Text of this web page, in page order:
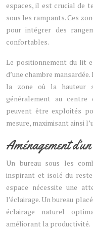
espaces, il est crucial de
sous les rampants. Ces
pour intégrer des
confortables.
Le positionnement du lit
d’une chambre
la zone où la hauteur
généralement au
peuvent être exploités
mesure, maximisant ainsi
Aménagement
Un bureau sous les
inspirant et isolé du reste
espace nécessite une
l’éclairage. Un bureau
éclairage naturel
améliorant la productivité.